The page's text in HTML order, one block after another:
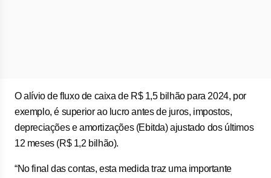
O alívio de fluxo de caixa de R$ 1,5 bilhão para 2024, por
exemplo, é superior ao lucro antes de juros, impostos,
depreciações e amortizações (Ebitda) ajustado dos últimos
12 meses (R$ 1,2 bilhão).
“No final das contas, esta medida traz uma importante